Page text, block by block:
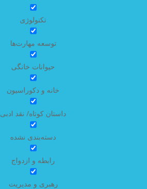
تکنولوژی
توسعه مهارت‌ها
حیوانات خانگی
خانه و دکوراسیون
داستان کوتاه/ نقد ادبی
دسته‌بندی نشده
رابطه و ازدواج
رهبری و مدیریت